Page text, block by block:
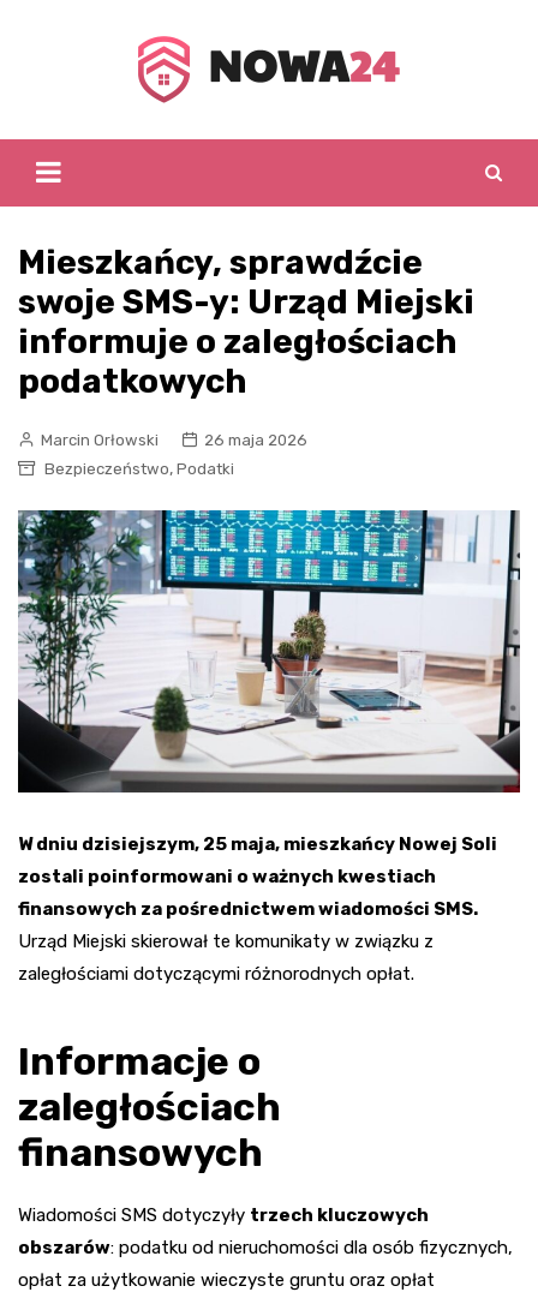
Mieszkańcy, sprawdźcie
swoje SMS-y: Urząd Miejski
informuje o zaległościach
podatkowych
Marcin Orłowski
26 maja 2026
Bezpieczeństwo, Podatki
W dniu dzisiejszym, 25 maja, mieszkańcy Nowej Soli
zostali poinformowani o ważnych kwestiach
finansowych za pośrednictwem wiadomości SMS.
Urząd Miejski skierował te komunikaty w związku z
zaległościami dotyczącymi różnorodnych opłat.
Informacje o
zaległościach
finansowych
Wiadomości SMS dotyczyły trzech kluczowych
obszarów: podatku od nieruchomości dla osób fizycznych,
opłat za użytkowanie wieczyste gruntu oraz opłat